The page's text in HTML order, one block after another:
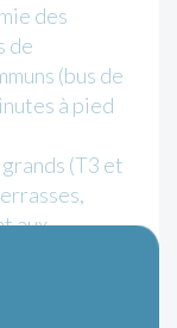
des
de
(bus de
à pied
(T3 et
aux
les